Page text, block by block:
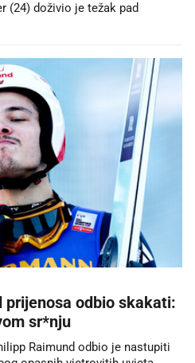
(24) doživio je težak pad
prijenosa odbio skakati:
sr*nju
Raimund odbio je nastupiti